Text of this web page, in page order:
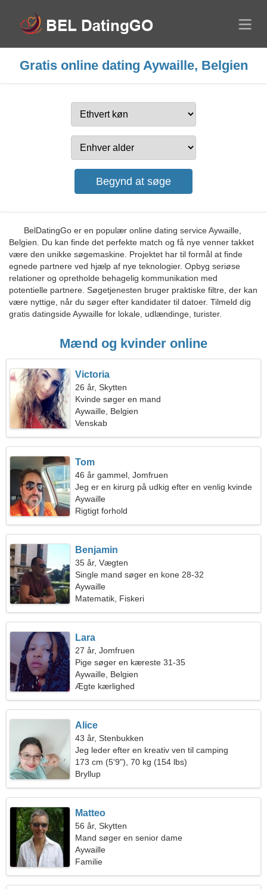
Gratis online dating Aywaille, Belgien
BelDatingGo er en populær online dating service Aywaille,
Belgien. Du kan finde det perfekte match og få nye venner takket
være den unikke søgemaskine. Projektet har til formål at finde
egnede partnere ved hjælp af nye teknologier. Opbyg seriøse
relationer og opretholde behagelig kommunikation med
potentielle partnere. Søgetjenesten bruger praktiske filtre, der kan
være nyttige, når du søger efter kandidater til datoer. Tilmeld dig
gratis datingside Aywaille for lokale, udlændinge, turister.
Mænd og kvinder online
Victoria
26 år, Skytten
Kvinde søger en mand
Aywaille, Belgien
Venskab
Tom
46 år gammel, Jomfruen
Jeg er en kirurg på udkig efter en venlig kvinde
Aywaille
Rigtigt forhold
Benjamin
35 år, Vægten
Single mand søger en kone 28-32
Aywaille
Matematik, Fiskeri
Lara
27 år, Jomfruen
Pige søger en kæreste 31-35
Aywaille, Belgien
Ægte kærlighed
Alice
43 år, Stenbukken
Jeg leder efter en kreativ ven til camping
173 cm (5'9"), 70 kg (154 lbs)
Bryllup
Matteo
56 år, Skytten
Mand søger en senior dame
Aywaille
Familie